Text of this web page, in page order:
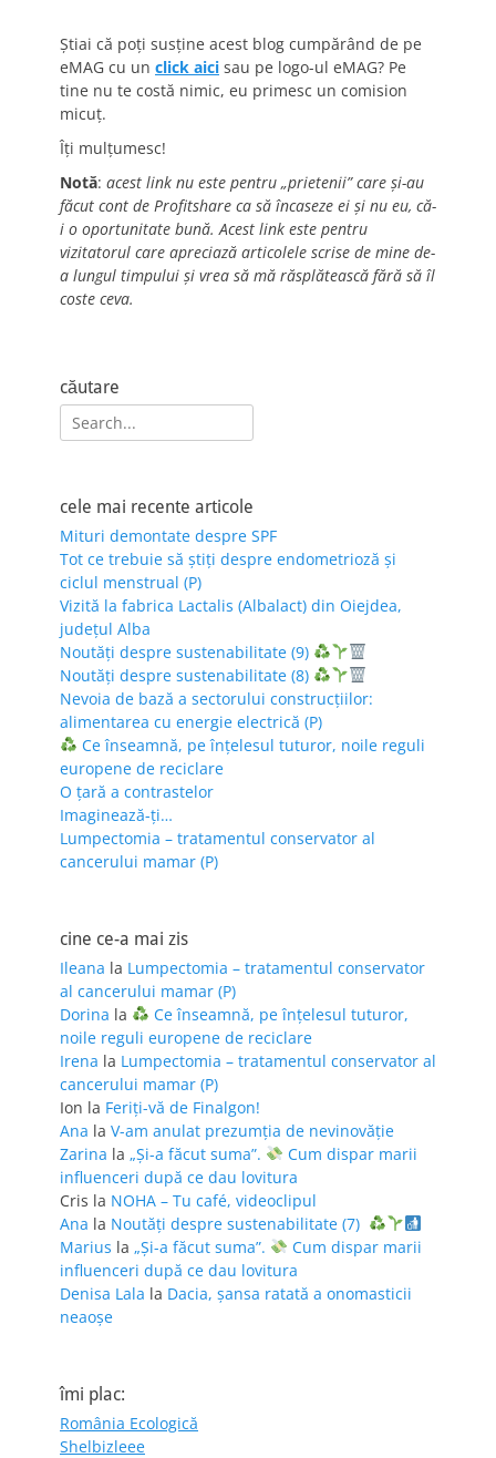
Știai că poți susține acest blog cumpărând de pe
eMAG cu un click aici sau pe logo-ul eMAG? Pe
tine nu te costă nimic, eu primesc un comision
micuț.
Îți mulțumesc!
Notă: acest link nu este pentru „prietenii” care și-au
făcut cont de Profitshare ca să încaseze ei și nu eu, că-
i o oportunitate bună. Acest link este pentru
vizitatorul care apreciază articolele scrise de mine de-
a lungul timpului și vrea să mă răsplătească fără să îl
coste ceva.
căutare
Search
for:
cele mai recente articole
Mituri demontate despre SPF
Tot ce trebuie să știți despre endometrioză și
ciclul menstrual (P)
Vizită la fabrica Lactalis (Albalact) din Oiejdea,
județul Alba
Noutăți despre sustenabilitate (9)
Noutăți despre sustenabilitate (8)
Nevoia de bază a sectorului construcțiilor:
alimentarea cu energie electrică (P)
Ce înseamnă, pe înțelesul tuturor, noile reguli
europene de reciclare
O țară a contrastelor
Imaginează-ți…
Lumpectomia – tratamentul conservator al
cancerului mamar (P)
cine ce-a mai zis
Ileana la Lumpectomia – tratamentul conservator
al cancerului mamar (P)
Dorina la
Ce înseamnă, pe înțelesul tuturor,
noile reguli europene de reciclare
Irena la Lumpectomia – tratamentul conservator al
cancerului mamar (P)
Ion la Feriţi-vă de Finalgon!
Ana la V-am anulat prezumția de nevinovăție
Zarina la „Și-a făcut suma”.
Cum dispar marii
influenceri după ce dau lovitura
Cris la NOHA – Tu café, videoclipul
Ana la Noutăți despre sustenabilitate (7)
Marius la „Și-a făcut suma”.
Cum dispar marii
influenceri după ce dau lovitura
Denisa Lala la Dacia, șansa ratată a onomasticii
neaoșe
îmi plac:
România Ecologică
Shelbizleee